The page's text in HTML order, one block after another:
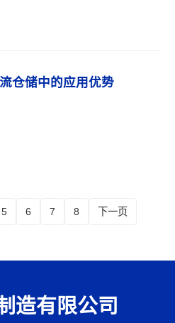
仓储中的应用优势
5 6 7 8 下一页
造有限公司